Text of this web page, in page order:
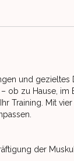
und gezieltes
ob zu Hause, im
Training. Mit
der